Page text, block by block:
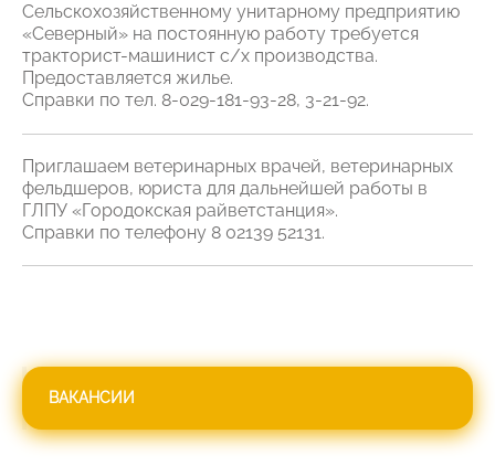
Сельскохозяйственному унитарному предприятию
«Северный» на постоянную работу требуется
тракторист-машинист с/х производства.
Предоставляется жилье.
Справки по тел. 8-029-181-93-28, 3-21-92.
Приглашаем ветеринарных врачей, ветеринарных
фельдшеров, юриста для дальнейшей работы в
ГЛПУ «Городокская райветстанция».
Справки по телефону 8 02139 52131.
ВАКАНСИИ